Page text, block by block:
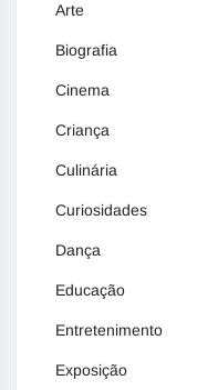
Arte
Biografia
Cinema
Criança
Culinária
Curiosidades
Dança
Educação
Entretenimento
Exposição